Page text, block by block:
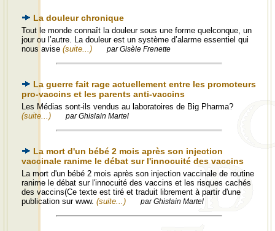
La douleur chronique
Tout le monde connaît la douleur sous une forme quelconque, un
jour ou l’autre. La douleur est un système d’alarme essentiel qui
nous avise (suite...) par Gisèle Frenette
La guerre fait rage actuellement entre les promoteurs
pro-vaccins et les parents anti-vaccins
Les Médias sont-ils vendus au laboratoires de Big Pharma?
(suite...)
par Ghislain Martel
La mort d'un bébé 2 mois après son injection
vaccinale ranime le débat sur l'innocuité des vaccins
La mort d'un bébé 2 mois après son injection vaccinale de routine
ranime le débat sur l'innocuité des vaccins et les risques cachés
des vaccins(Ce texte est tiré et traduit librement à partir d'une
publication sur www. (suite...) par Ghislain Martel